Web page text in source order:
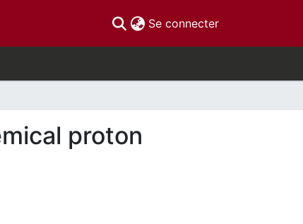
Se connecter(current)
proton